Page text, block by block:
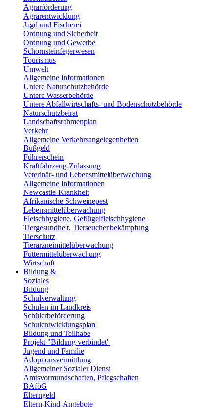
Agrarförderung
Agrarentwicklung
Jagd und Fischerei
Ordnung und Sicherheit
Ordnung und Gewerbe
Schornsteinfegerwesen
Tourismus
Umwelt
Allgemeine Informationen
Untere Naturschutzbehörde
Untere Wasserbehörde
Untere Abfallwirtschafts- und Bodenschutzbehörde
Naturschutzbeirat
Landschaftsrahmenplan
Verkehr
Allgemeine Verkehrsangelegenheiten
Bußgeld
Führerschein
Kraftfahrzeug-Zulassung
Veterinär- und Lebensmittelüberwachung
Allgemeine Informationen
Newcastle-Krankheit
Afrikanische Schweinepest
Lebensmittelüberwachung
Fleischhygiene, Geflügelfleischhygiene
Tiergesundheit, Tierseuchenbekämpfung
Tierschutz
Tierarzneimittelüberwachung
Futtermittelüberwachung
Wirtschaft
Bildung &
Soziales
Bildung
Schulverwaltung
Schulen im Landkreis
Schülerbeförderung
Schulentwicklungsplan
Bildung und Teilhabe
Projekt "Bildung verbindet"
Jugend und Familie
Adoptionsvermittlung
Allgemeiner Sozialer Dienst
Amtsvormundschaften, Pflegschaften
BAföG
Elterngeld
Eltern-Kind-Angebote